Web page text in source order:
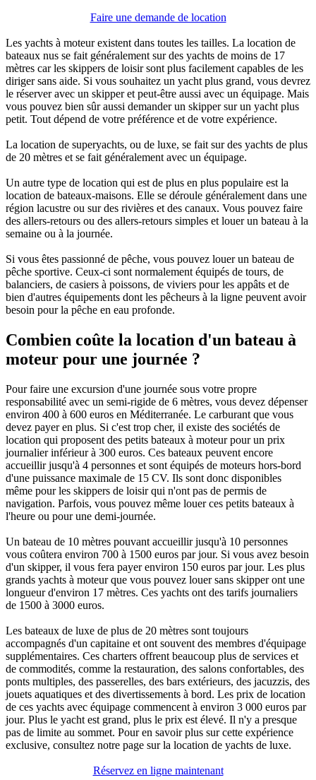
Faire une demande de location
Les yachts à moteur existent dans toutes les tailles. La location de
bateaux nus se fait généralement sur des yachts de moins de 17
mètres car les skippers de loisir sont plus facilement capables de les
diriger sans aide. Si vous souhaitez un yacht plus grand, vous devrez
le réserver avec un skipper et peut-être aussi avec un équipage. Mais
vous pouvez bien sûr aussi demander un skipper sur un yacht plus
petit. Tout dépend de votre préférence et de votre expérience.
La location de superyachts, ou de luxe, se fait sur des yachts de plus
de 20 mètres et se fait généralement avec un équipage.
Un autre type de location qui est de plus en plus populaire est la
location de bateaux-maisons. Elle se déroule généralement dans une
région lacustre ou sur des rivières et des canaux. Vous pouvez faire
des allers-retours ou des allers-retours simples et louer un bateau à la
semaine ou à la journée.
Si vous êtes passionné de pêche, vous pouvez louer un bateau de
pêche sportive. Ceux-ci sont normalement équipés de tours, de
balanciers, de casiers à poissons, de viviers pour les appâts et de
bien d'autres équipements dont les pêcheurs à la ligne peuvent avoir
besoin pour la pêche en eau profonde.
Combien coûte la location d'un bateau à
moteur pour une journée ?
Pour faire une excursion d'une journée sous votre propre
responsabilité avec un semi-rigide de 6 mètres, vous devez dépenser
environ 400 à 600 euros en Méditerranée. Le carburant que vous
devez payer en plus. Si c'est trop cher, il existe des sociétés de
location qui proposent des petits bateaux à moteur pour un prix
journalier inférieur à 300 euros. Ces bateaux peuvent encore
accueillir jusqu'à 4 personnes et sont équipés de moteurs hors-bord
d'une puissance maximale de 15 CV. Ils sont donc disponibles
même pour les skippers de loisir qui n'ont pas de permis de
navigation. Parfois, vous pouvez même louer ces petits bateaux à
l'heure ou pour une demi-journée.
Un bateau de 10 mètres pouvant accueillir jusqu'à 10 personnes
vous coûtera environ 700 à 1500 euros par jour. Si vous avez besoin
d'un skipper, il vous fera payer environ 150 euros par jour. Les plus
grands yachts à moteur que vous pouvez louer sans skipper ont une
longueur d'environ 17 mètres. Ces yachts ont des tarifs journaliers
de 1500 à 3000 euros.
Les bateaux de luxe de plus de 20 mètres sont toujours
accompagnés d'un capitaine et ont souvent des membres d'équipage
supplémentaires. Ces charters offrent beaucoup plus de services et
de commodités, comme la restauration, des salons confortables, des
ponts multiples, des passerelles, des bars extérieurs, des jacuzzis, des
jouets aquatiques et des divertissements à bord. Les prix de location
de ces yachts avec équipage commencent à environ 3 000 euros par
jour. Plus le yacht est grand, plus le prix est élevé. Il n'y a presque
pas de limite au sommet. Pour en savoir plus sur cette expérience
exclusive, consultez notre page sur la location de yachts de luxe.
Réservez en ligne maintenant